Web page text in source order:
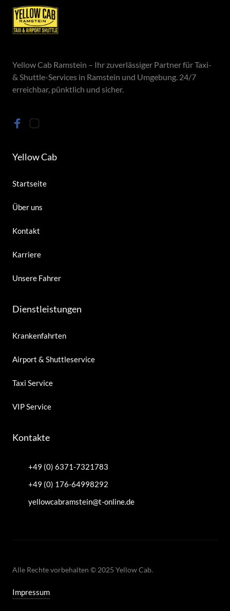
Yellow Cab Ramstein – Ihr zuverlässiger Partner für Taxi-
& Shuttle-Services in Ramstein und Umgebung. 24/7
erreichbar, pünktlich und sicher.
Yellow Cab
Startseite
Über uns
Kontakt
Karriere
Unsere Fahrer
Dienstleistungen
Krankenfahrten
Airport & Shuttleservice
Taxi Service
VIP Service
Kontakte
+49 (0) 6371-7321783
+49 (0) 176-64998292
yellowcabramstein@t-online.de
Alle Rechte vorbehalten © 2025 Yellow Cab.
Impressum